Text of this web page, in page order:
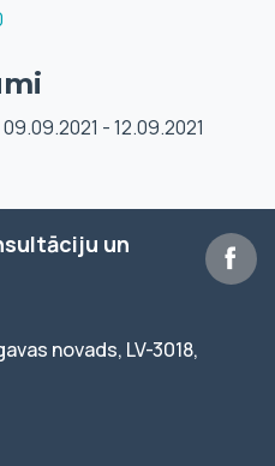
09.09.2021 - 12.09.2021
un
novads, LV-3018,